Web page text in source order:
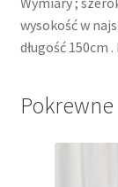
wysokość w
długość